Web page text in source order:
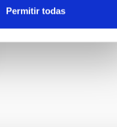
Permitir todas